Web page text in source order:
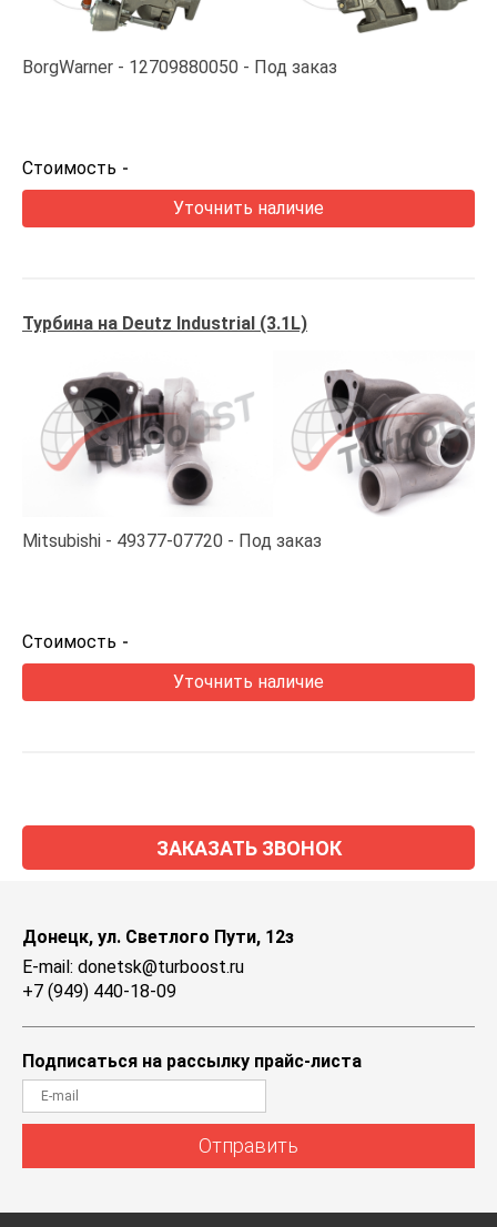
BorgWarner 12709880050 Под заказ
Стоимость -
Уточнить наличие
Турбина на Deutz Industrial (3.1L)
Mitsubishi 49377-07720 Под заказ
Стоимость -
Уточнить наличие
ЗАКАЗАТЬ ЗВОНОК
Донецк, ул. Светлого Пути, 12з
E-mail: donetsk@turboost.ru
+7 (949) 440-18-09
Подписаться на рассылку прайс-листа
Отправить